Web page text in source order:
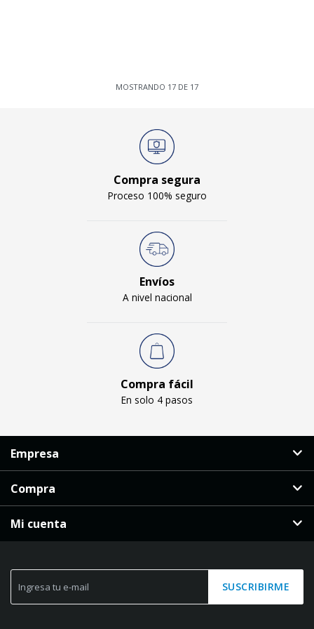
MOSTRANDO 17 DE 17
Compra segura
Proceso 100% seguro
Envíos
A nivel nacional
Compra fácil
En solo 4 pasos
SUSCRIBIRME
Empresa
Compra
Mi cuenta